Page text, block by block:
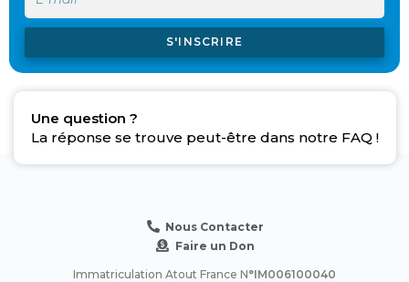
S'INSCRIRE
Une question ?
La réponse se trouve peut-être dans notre FAQ !
Nous Contacter
Faire un Don
Immatriculation Atout France N°IM006100040